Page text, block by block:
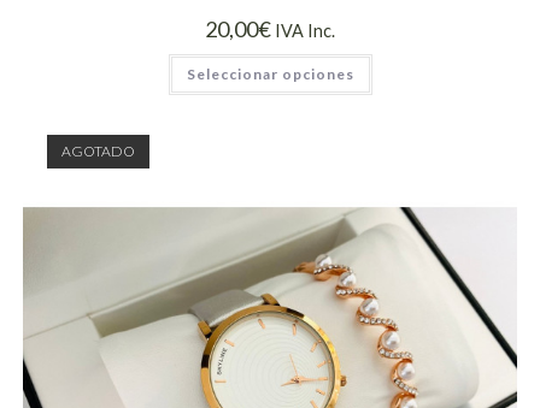
20,00€ IVA Inc.
Seleccionar opciones
AGOTADO